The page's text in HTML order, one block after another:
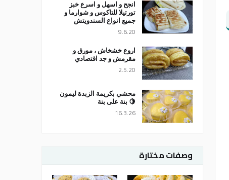
انجح و اسهل و اسرع خبز
تورتيلا للتاكوس و شوارما و
جميع انواع السندويتش
9.6.20
اروع خشخاش ، مورق و
مقرمش و جد اقتصادي
2.5.20
محشي بكريمة الزبدة ليمون
🍋 بنة على بنة
16.3.26
وصفات مختارة